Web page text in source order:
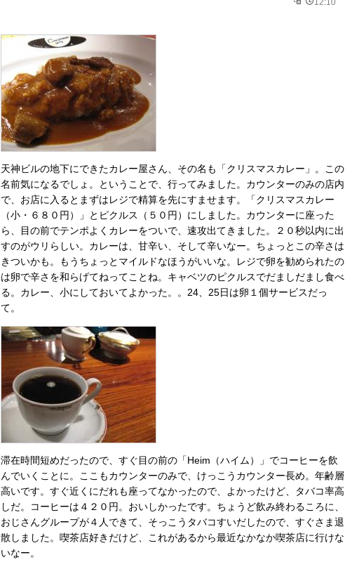
天神ビルの地下にできたカレー屋さん、その名も「クリスマスカレー」。この
名前気になるでしょ。ということで、行ってみました。カウンターのみの店内
で、お店に入るとまずはレジで精算を先にすませます。「クリスマスカレー
（小・６８０円）」とピクルス（５０円）にしました。カウンターに座った
ら、目の前でテンポよくカレーをついで、速攻出てきました。２０秒以内に出
すのがウリらしい。カレーは、甘辛い、そして辛いなー。ちょっとこの辛さは
きついかも。もうちょっとマイルドなほうがいいな。レジで卵を勧められたの
は卵で辛さを和らげてねってことね。キャベツのピクルスでだましだまし食べ
る。カレー、小にしておいてよかった。。24、25日は卵１個サービスだっ
て。
滞在時間短めだったので、すぐ目の前の「Heim（ハイム）」でコーヒーを飲
んでいくことに。ここもカウンターのみで、けっこうカウンター長め。年齢層
高いです。すぐ近くにだれも座ってなかったので、よかったけど、タバコ率高
しだ。コーヒーは４２０円。おいしかったです。ちょうど飲み終わるころに、
おじさんグループが４人できて、そっこうタバコすいだしたので、すぐさま退
散しました。喫茶店好きだけど、これがあるから最近なかなか喫茶店に行けな
いなー。